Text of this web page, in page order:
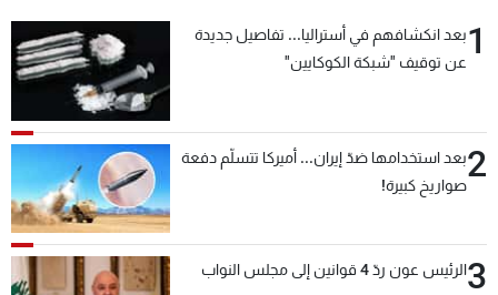
1بعد انكشافهم في أستراليا... تفاصيل جديدة
عن توقيف "شبكة الكوكايين"
2بعد استخدامها ضدّ إيران... أميركا تتسلّم دفعة
صواريخ كبيرة!
3الرئيس عون ردّ 4 قوانين إلى مجلس النواب